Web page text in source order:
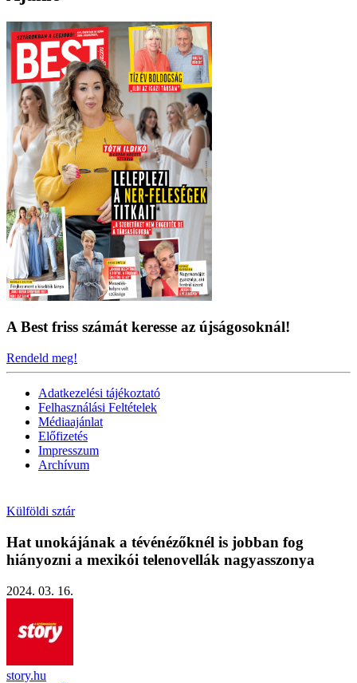
A Best friss számát keresse az újságosoknál!
Rendeld meg!
Adatkezelési tájékoztató
Felhasználási Feltételek
Médiaajánlat
Előfizetés
Impresszum
Archívum
Külföldi sztár
Hat unokájának a tévénézőknél is jobban fog
hiányozni a mexikói telenovellák nagyasszonya
2024. 03. 16.
story.hu